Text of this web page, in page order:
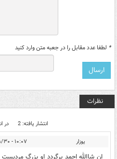
* لطفا عدد مقابل را در جعبه متن وارد کنید
نظرات
انتشار یافته: 2 در
یوزار ۱۰:۰۷ - ۱۴۰۲/۰۸/۳۰
ان شاالله احمد برگردد او بزرگ